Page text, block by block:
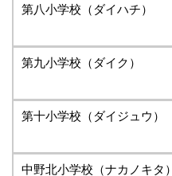
第八小学校（ダイハチ）
第九小学校（ダイク）
第十小学校（ダイジュウ）
中野北小学校（ナカノキタ）